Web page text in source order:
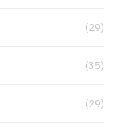
(29)
(35)
(29)